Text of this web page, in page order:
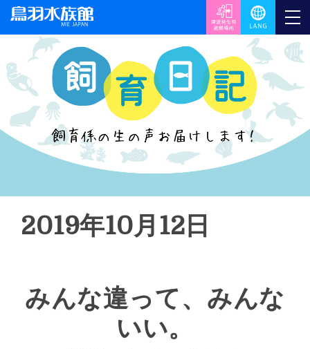
2019年10月12日
みんな違って、みんな
いい。